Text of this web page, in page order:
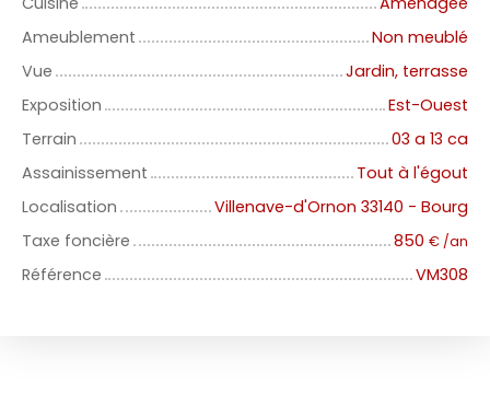
Ameublement
Non meublé
Vue
Jardin, terrasse
Exposition
Est-Ouest
Terrain
03 a 13 ca
Assainissement
Tout à l'égout
Localisation
Villenave-d'Ornon 33140 - Bourg
Taxe foncière
850 € /an
Référence VM308